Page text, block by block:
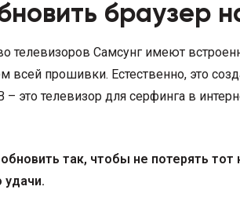
браузер
телевизоров Самсунг имеют
всей прошивки. Естественно, это
– это телевизор для серфинга в
так, чтобы не потерять
удачи.